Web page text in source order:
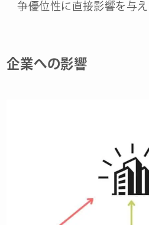
争優位性に直接影響を与え
企業への影響